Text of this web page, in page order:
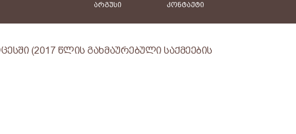
არგუსი
კონტაქტი
(2017 წლის გახმაურებული საქმეების